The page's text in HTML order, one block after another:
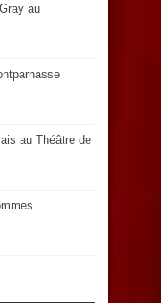
au
au Théâtre de